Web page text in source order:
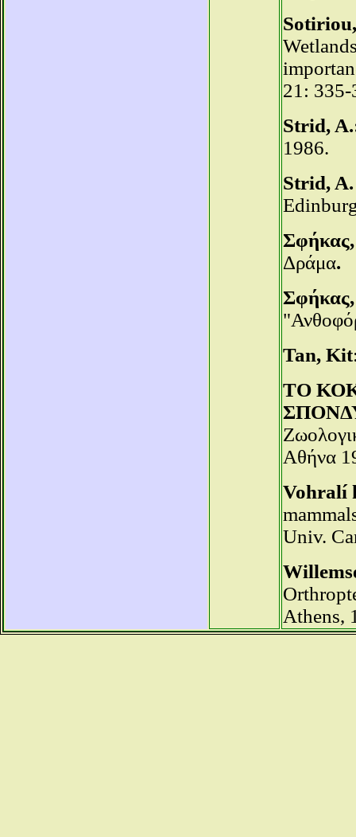
21: 335-
Strid,
1986.
Strid,
Δράμα.
Tan, Kit
ΤΟ
Αθήνα
Vohralí
Univ.
Athens,